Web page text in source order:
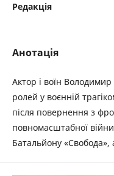
Редакція
Анотація
Актор і воїн
ролей у воєнній
після повернення з
повномасштабної
Батальйону «Свобода»,